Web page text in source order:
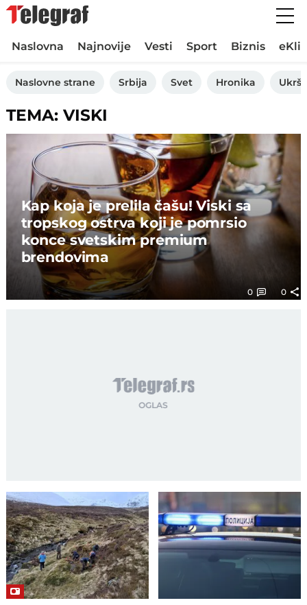
Naslovna Najnovije Vesti Sport Biznis
Naslovne strane Srbija Svet Hronika
TEMA: VISKI
Kap koja je prelila čašu! Viski sa
tropskog ostrva koji je pomrsio
konce svetskim premium
brendovima
0 0